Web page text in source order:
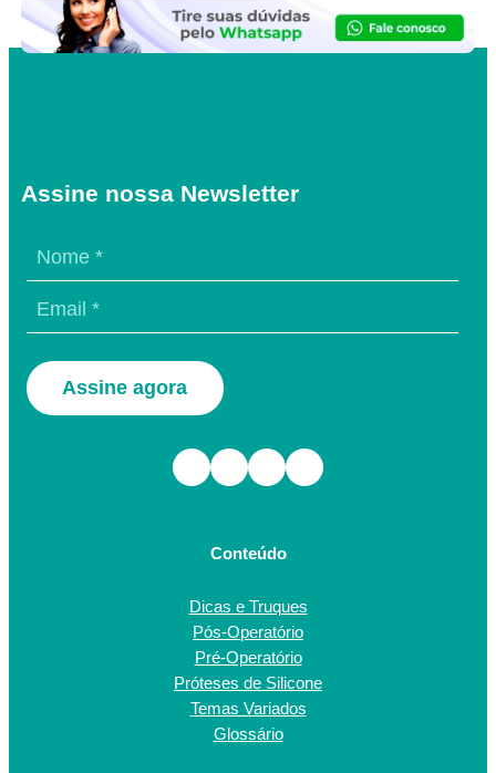
Assine nossa Newsletter
Assine agora
Facebook Instagram TikTok Youtube
Conteúdo
Dicas e Truques
Pós-Operatório
Pré-Operatório
Próteses de Silicone
Temas Variados
Glossário